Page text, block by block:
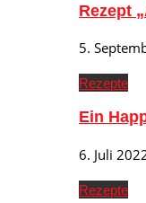
Rezept
5.
Rezepte
Ein
6. Juli
Rezepte